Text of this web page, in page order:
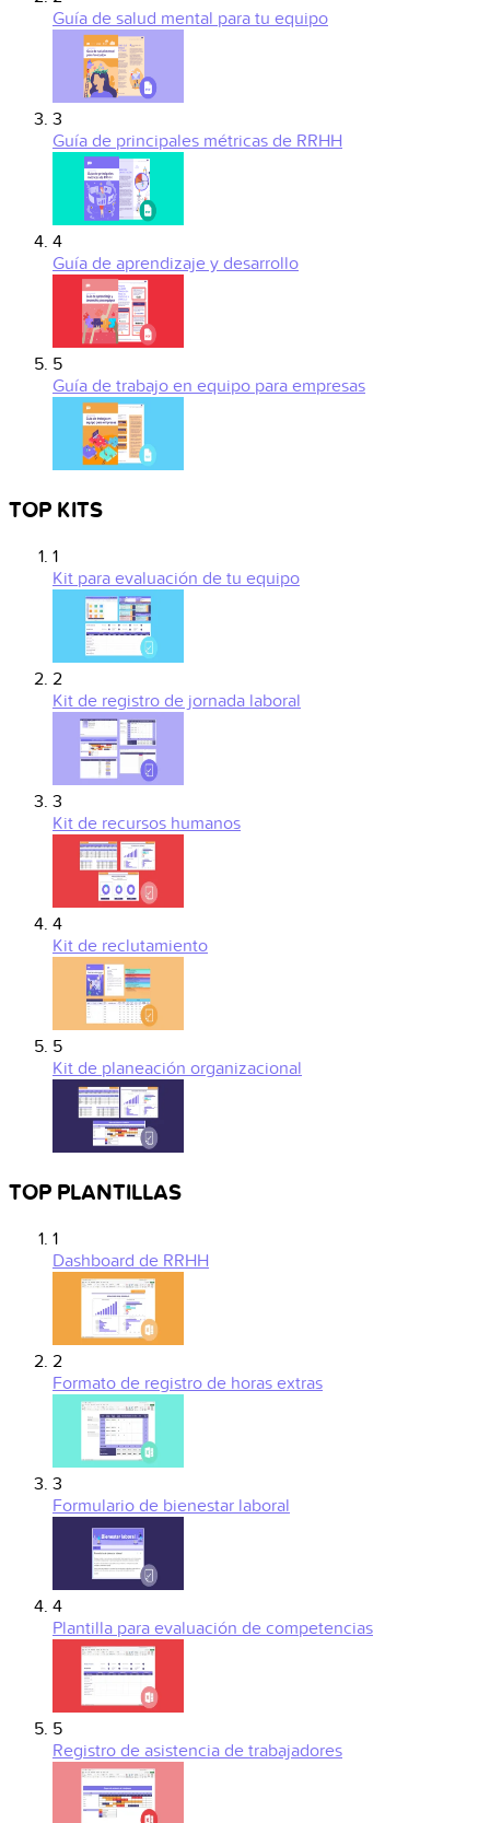
Guía de salud mental para tu equipo
3
Guía de principales métricas de RRHH
4
Guía de aprendizaje y desarrollo
5
Guía de trabajo en equipo para empresas
TOP KITS
1
Kit para evaluación de tu equipo
2
Kit de registro de jornada laboral
3
Kit de recursos humanos
4
Kit de reclutamiento
5
Kit de planeación organizacional
TOP PLANTILLAS
1
Dashboard de RRHH
2
Formato de registro de horas extras
3
Formulario de bienestar laboral
4
Plantilla para evaluación de competencias
5
Registro de asistencia de trabajadores